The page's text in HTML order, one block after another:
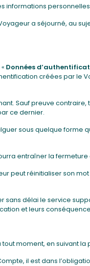
informations
a séjourné, au
Données
créées par
Sauf preuve
ce dernier.
sous quelque
entraîner la
peut réinitialiser son
délai le service
et leurs
moment, en suivant
il est dans